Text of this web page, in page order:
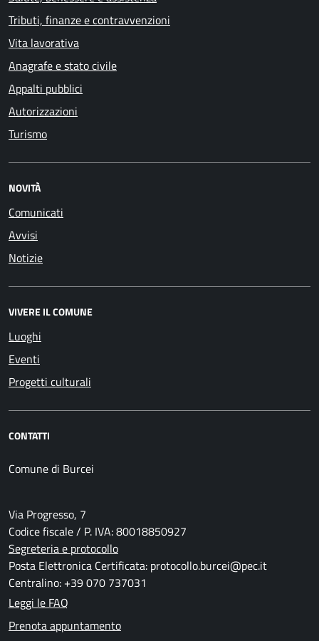
Tributi, finanze e contravvenzioni
Vita lavorativa
Anagrafe e stato civile
Appalti pubblici
Autorizzazioni
Turismo
NOVITÀ
Comunicati
Avvisi
Notizie
VIVERE IL COMUNE
Luoghi
Eventi
Progetti culturali
CONTATTI
Comune di Burcei
Via Progresso, 7
Codice fiscale / P. IVA: 80018850927
Segreteria e protocollo
Posta Elettronica Certificata: protocollo.burcei@pec.it
Centralino: +39 070 737031
Leggi le FAQ
Prenota appuntamento